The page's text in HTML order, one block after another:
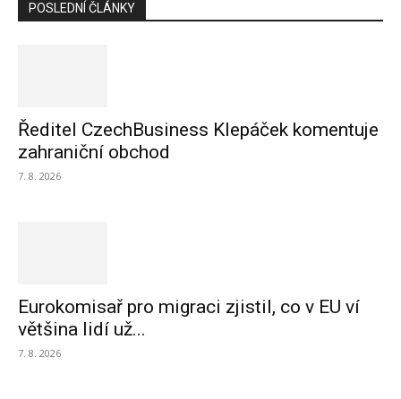
POSLEDNÍ ČLÁNKY
Ředitel CzechBusiness Klepáček komentuje
zahraniční obchod
7. 8. 2026
Eurokomisař pro migraci zjistil, co v EU ví
většina lidí už...
7. 8. 2026